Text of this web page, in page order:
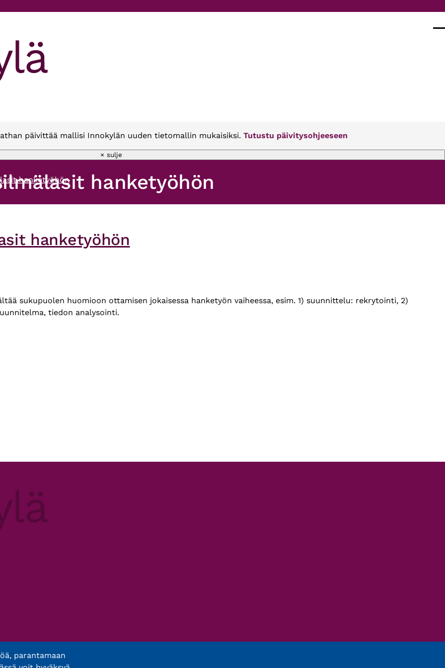
päivittää mallisi Innokylän uuden tietomallin mukaisiksi. Tutustu päivitysohjeeseen
× sulje
hanketyöhön hanketyöhön
hanketyöhön
sukupuolen huomioon ottamisen jokaisessa hanketyön vaiheessa, esim. 1) suunnittelu: rekrytointi, 2)
tiedon analysointi.
parantamaan